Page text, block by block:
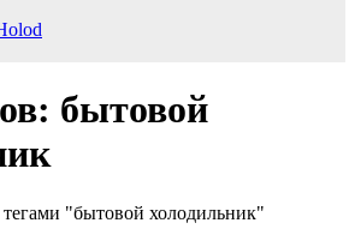
бытовой
"бытовой холодильник"